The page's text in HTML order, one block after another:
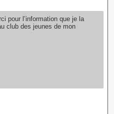
pour l’information que je la
club des jeunes de mon